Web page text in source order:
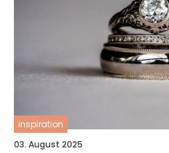
inspiration
03. August 2025